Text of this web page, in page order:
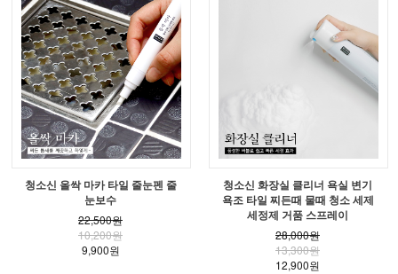
청소신 올싹 마카 타일 줄눈펜 줄
눈보수
22,500원
10,200원
9,900원
청소신 화장실 클리너 욕실 변기
욕조 타일 찌든때 물때 청소 세제
세정제 거품 스프레이
28,000원
13,300원
12,900원